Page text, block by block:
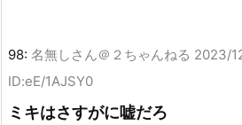
98: 名無しさん＠２ちゃんねる 2023/
ID:eE/1AJSY0
ミキはさすがに嘘だろ